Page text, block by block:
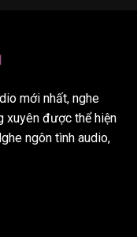
mới nhất, nghe
xuyên được thể hiện
ngôn tình audio,